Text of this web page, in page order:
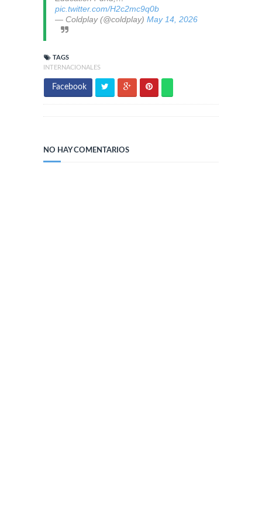
pic.twitter.com/H2c2mc9q0b
— Coldplay (@coldplay) May 14, 2026
TAGS
INTERNACIONALES
Facebook
NO HAY COMENTARIOS